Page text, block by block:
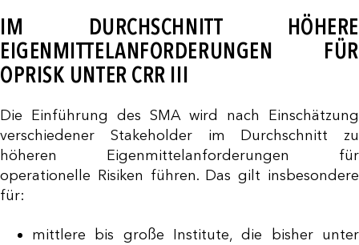
IM DURCHSCHNITT HÖHERE
EIGENMITTELANFORDERUNGEN FÜR
OPRISK UNTER CRR III
Die Einführung des SMA wird nach Einschätzung
verschiedener Stakeholder im Durchschnitt zu
höheren Eigenmittelanforderungen für
operationelle Risiken führen. Das gilt insbesondere
für:
mittlere bis große Institute, die bisher unter